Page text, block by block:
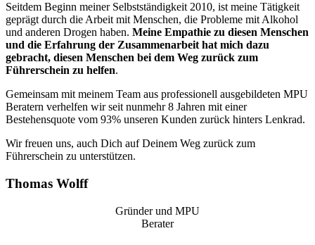
Seitdem Beginn meiner Selbstständigkeit 2010, ist meine Tätigkeit
geprägt durch die Arbeit mit Menschen, die Probleme mit Alkohol
und anderen Drogen haben. Meine Empathie zu diesen Menschen
und die Erfahrung der Zusammenarbeit hat mich dazu
gebracht, diesen Menschen bei dem Weg zurück zum
Führerschein zu helfen.
Gemeinsam mit meinem Team aus professionell ausgebildeten MPU
Beratern verhelfen wir seit nunmehr 8 Jahren mit einer
Bestehensquote vom 93% unseren Kunden zurück hinters Lenkrad.
Wir freuen uns, auch Dich auf Deinem Weg zurück zum
Führerschein zu unterstützen.
Thomas Wolff
Gründer und MPU
Berater